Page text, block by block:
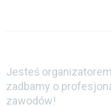
Jesteś
zadbamy o
zawodów!